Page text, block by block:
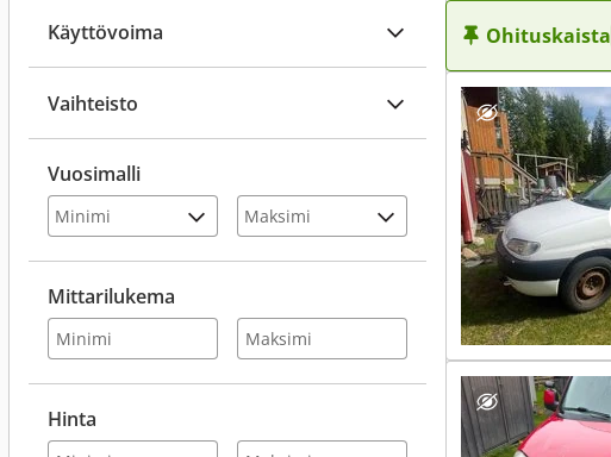
Käyttövoima
Vaihteisto
Vuosimalli
Mittarilukema
Hinta
Ohituskaista